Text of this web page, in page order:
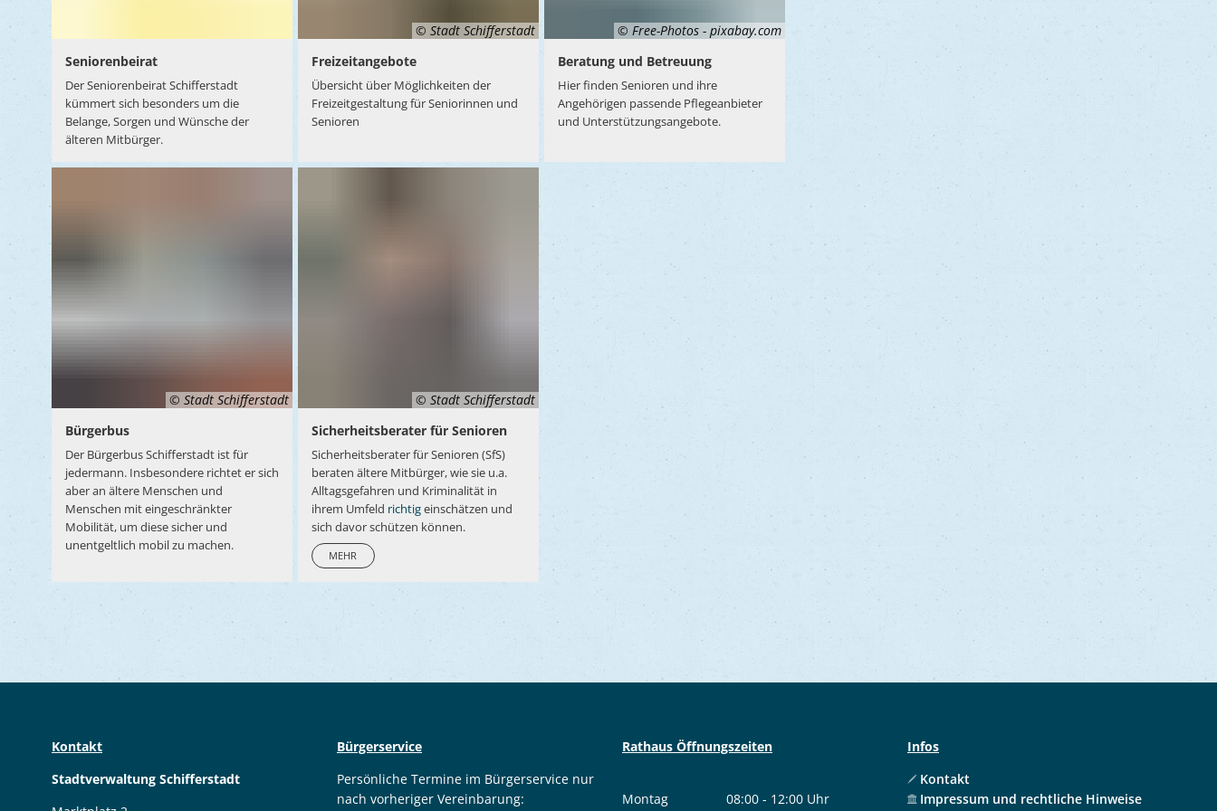
Seniorenbeirat
Der Seniorenbeirat Schifferstadt
kümmert sich besonders um die
Belange, Sorgen und Wünsche der
älteren Mitbürger.
© Stadt Schifferstadt
Freizeitangebote
Übersicht über Möglichkeiten der
Freizeitgestaltung für Seniorinnen und
Senioren
© Free-Photos - pixabay.com
Beratung und Betreuung
Hier finden Senioren und ihre
Angehörigen passende Pflegeanbieter
und Unterstützungsangebote.
© Stadt Schifferstadt
Bürgerbus
Der Bürgerbus Schifferstadt ist für
jedermann. Insbesondere richtet er sich
aber an ältere Menschen und
Menschen mit eingeschränkter
Mobilität, um diese sicher und
unentgeltlich mobil zu machen.
© Stadt Schifferstadt
Sicherheitsberater für Senioren
Sicherheitsberater für Senioren (SfS)
beraten ältere Mitbürger, wie sie u.a.
Alltagsgefahren und Kriminalität in
ihrem Umfeld richtigeinschätzen und
sich davor schützen können.
MEHR
Kontakt
Stadtverwaltung Schifferstadt
Bürgerservice
Persönliche Termine im Bürgerservice nur
nach vorheriger Vereinbarung:
Rathaus Öffnungszeiten
Montag 08:00 - 12:00 Uhr
Infos
Kontakt
Impressum und rechtliche Hinweise